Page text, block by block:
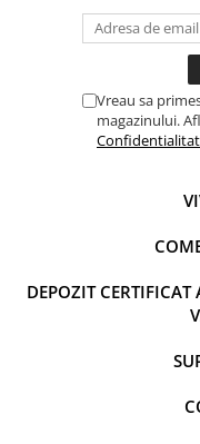
Vreau sa
magazinului.
DEPOZIT